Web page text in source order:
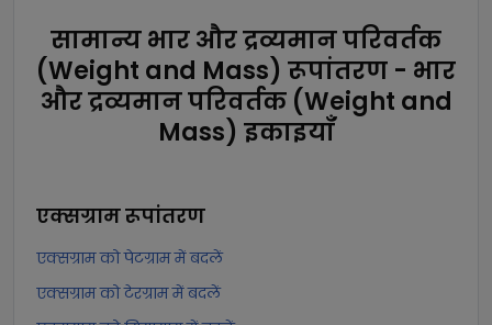
सामान्य भार और द्रव्यमान परिवर्तक
(Weight and Mass) रूपांतरण - भार
और द्रव्यमान परिवर्तक (Weight and
Mass) इकाइयाँ
एक्सग्रामरूपांतरण
एक्सग्राम को पेटग्राम में बदलें
एक्सग्राम को टेरग्राम में बदलें